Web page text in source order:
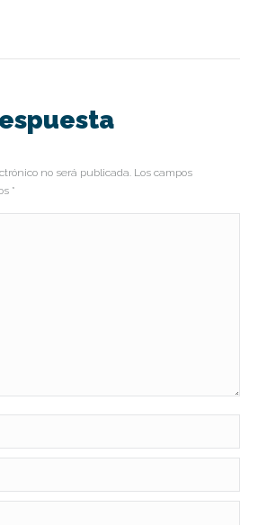
no será publicada. Los campos
*
*